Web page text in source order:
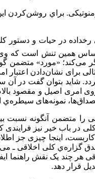
براي روشن‌کردن اين
رخداده در حیات و
اساس همین تنش است که
می‌کند؛ «مورد» متضمن
برای نشان‌دادن اعتبار
شاید بتوان گفت در آن
امری اصیل و مقصود
نمونه‌های سیطره‌ي
را متضمن آنگونه
در باب خیر نیز فرایندی
اینجا چیزی جز
گزاره‌ي کلی اخلاقی ـ
هر چند یک نقش راهنما
قرار دهد.